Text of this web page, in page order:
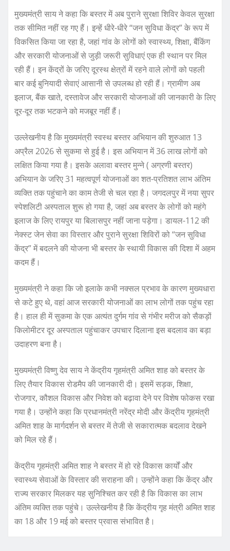
मुख्यमंत्री साय ने कहा कि बस्तर में अब पुराने सुरक्षा शिविर केवल सुरक्षा
तक सीमित नहीं रह गए हैं। इन्हें धीरे-धीरे “जन सुविधा केंद्र” के रूप में
विकसित किया जा रहा है, जहां गांव के लोगों को स्वास्थ्य, शिक्षा, बैंकिंग
और सरकारी योजनाओं से जुड़ी जरूरी सुविधाएं एक ही स्थान पर मिल
रही हैं। इन केंद्रों के जरिए दूरस्थ क्षेत्रों में रहने वाले लोगों को पहली
बार कई बुनियादी सेवाएं आसानी से उपलब्ध हो रही हैं। ग्रामीण अब
इलाज, बैंक खाते, दस्तावेज और सरकारी योजनाओं की जानकारी के लिए
दूर-दूर तक भटकने को मजबूर नहीं हैं।
उल्लेखनीय है कि मुख्यमंत्री स्वस्थ बस्तर अभियान की शुरुआत 13
अप्रैल 2026 से सुकमा से हुई है। इस अभियान में 36 लाख लोगों को
लक्षित किया गया है। इसके अलावा बस्तर मुन्ने ( अग्रणी बस्तर)
अभियान के जरिए 31 महत्वपूर्ण योजनाओं का शत-प्रतिशत लाभ अंतिम
व्यक्ति तक पहुंचाने का काम तेजी से चल रहा है। जगदलपुर में नया सुपर
स्पेशलिटी अस्पताल शुरू हो गया है, जहां अब बस्तर के लोगों को महंगे
इलाज के लिए रायपुर या बिलासपुर नहीं जाना पड़ेगा। डायल-112 की
नेक्स्ट जेन सेवा का विस्तार और पुराने सुरक्षा शिविरों को “जन सुविधा
केंद्र” में बदलने की योजना भी बस्तर के स्थायी विकास की दिशा में अहम
कदम हैं।
मुख्यमंत्री ने कहा कि जो इलाके कभी नक्सल प्रभाव के कारण मुख्यधारा
से कटे हुए थे, वहां आज सरकारी योजनाओं का लाभ लोगों तक पहुंच रहा
है। हाल ही में सुकमा के एक अत्यंत दुर्गम गांव से गंभीर मरीज को सैकड़ों
किलोमीटर दूर अस्पताल पहुंचाकर उपचार दिलाना इस बदलाव का बड़ा
उदाहरण बना है।
मुख्यमंत्री विष्णु देव साय ने केंद्रीय गृहमंत्री अमित शाह को बस्तर के
लिए तैयार विकास रोडमैप की जानकारी दी। इसमें सड़क, शिक्षा,
रोजगार, कौशल विकास और निवेश को बढ़ावा देने पर विशेष फोकस रखा
गया है। उन्होंने कहा कि प्रधानमंत्री नरेंद्र मोदी और केंद्रीय गृहमंत्री
अमित शाह के मार्गदर्शन से बस्तर में तेजी से सकारात्मक बदलाव देखने
को मिल रहे हैं।
केंद्रीय गृहमंत्री अमित शाह ने बस्तर में हो रहे विकास कार्यों और
स्वास्थ्य सेवाओं के विस्तार की सराहना की। उन्होंने कहा कि केंद्र और
राज्य सरकार मिलकर यह सुनिश्चित कर रही है कि विकास का लाभ
अंतिम व्यक्ति तक पहुंचे। उल्लेखनीय है कि केंद्रीय गृह मंत्री अमित शाह
का 18 और 19 मई को बस्तर प्रवास संभावित है।